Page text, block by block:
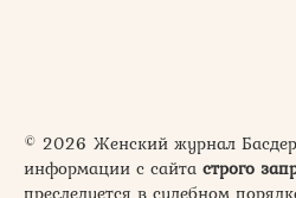
© 2026 Женский журнал
информации с сайта строго